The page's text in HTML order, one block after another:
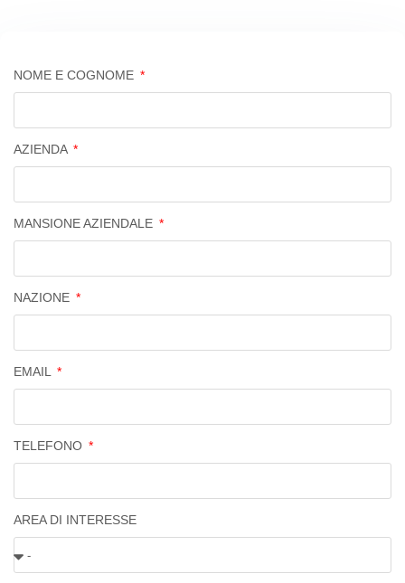
NOME E COGNOME
AZIENDA
MANSIONE AZIENDALE
NAZIONE
EMAIL
TELEFONO
AREA DI INTERESSE